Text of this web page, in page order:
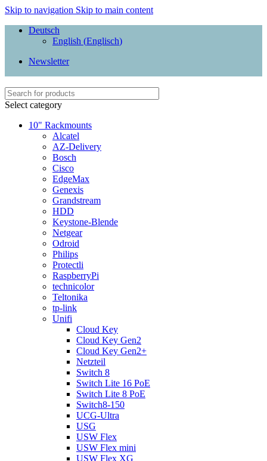
Skip to navigation Skip to main content
Deutsch
English (Englisch)
Newsletter
Select category
10" Rackmounts
Alcatel
AZ-Delivery
Bosch
Cisco
EdgeMax
Genexis
Grandstream
HDD
Keystone-Blende
Netgear
Odroid
Philips
Protectli
RaspberryPi
technicolor
Teltonika
tp-link
Unifi
Cloud Key
Cloud Key Gen2
Cloud Key Gen2+
Netzteil
Switch 8
Switch Lite 16 PoE
Switch Lite 8 PoE
Switch8-150
UCG-Ultra
USG
USW Flex
USW Flex mini
USW Flex XG